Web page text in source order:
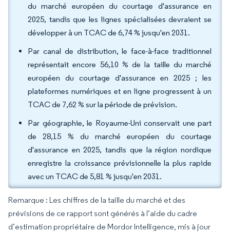
du marché européen du courtage d'assurance en
2025, tandis que les lignes spécialisées devraient se
développer à un TCAC de 6,74 % jusqu'en 2031.
Par canal de distribution, le face-à-face traditionnel
représentait encore 56,10 % de la taille du marché
européen du courtage d'assurance en 2025 ; les
plateformes numériques et en ligne progressent à un
TCAC de 7,62 % sur la période de prévision.
Par géographie, le Royaume-Uni conservait une part
de 28,15 % du marché européen du courtage
d'assurance en 2025, tandis que la région nordique
enregistre la croissance prévisionnelle la plus rapide
avec un TCAC de 5,81 % jusqu'en 2031.
Remarque : Les chiffres de la taille du marché et des
prévisions de ce rapport sont générés à l’aide du cadre
d’estimation propriétaire de Mordor Intelligence, mis à jour